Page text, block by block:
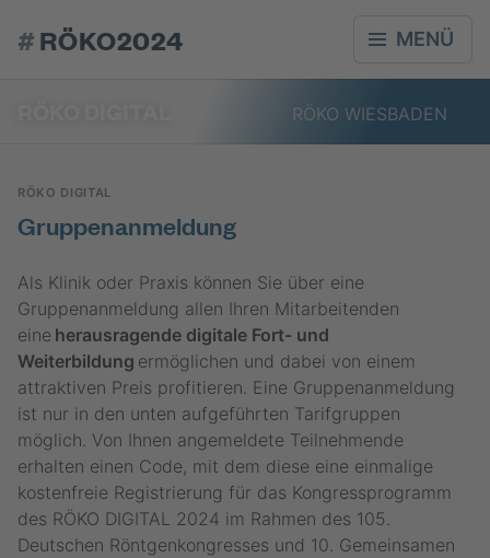
#RÖKO2024 MENÜ
RÖKO WIESBADEN
RÖKO DIGITAL
Gruppenanmeldung
Als Klinik oder Praxis können Sie über eine
Gruppenanmeldung allen Ihren Mitarbeitenden
eine herausragende digitale Fort- und
Weiterbildung ermöglichen und dabei von einem
attraktiven Preis profitieren. Eine Gruppenanmeldung
ist nur in den unten aufgeführten Tarifgruppen
möglich. Von Ihnen angemeldete Teilnehmende
erhalten einen Code, mit dem diese eine einmalige
kostenfreie Registrierung für das Kongressprogramm
des RÖKO DIGITAL 2024 im Rahmen des 105.
Deutschen Röntgenkongresses und 10. Gemeinsamen